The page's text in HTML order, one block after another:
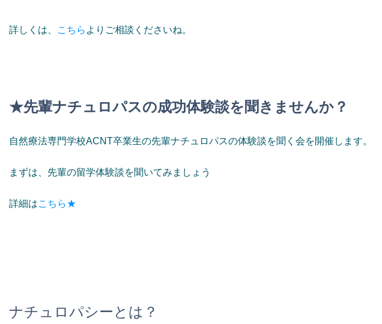
詳しくは、 こちら よりご相談くださいね。
★先輩ナチュロパスの成功体験談を聞きませんか？
自然療法専門学校ACNT卒業生の先輩ナチュロパスの体験談を聞く会を開催します。
まずは、先輩の留学体験談を聞いてみましょう
詳細はこちら★
ナチュロパシーとは？